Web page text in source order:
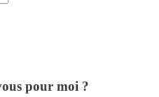
pour moi ?